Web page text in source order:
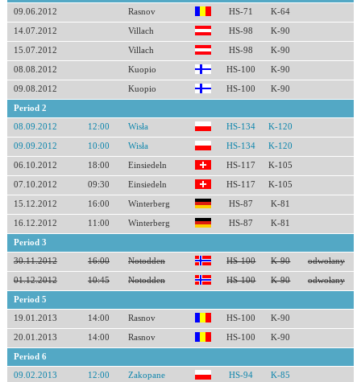
09.06.2012 Rasnov HS-71 K-64
14.07.2012 Villach HS-98 K-90
15.07.2012 Villach HS-98 K-90
08.08.2012 Kuopio HS-100 K-90
09.08.2012 Kuopio HS-100 K-90
Period 2
08.09.2012 12:00 Wisła HS-134 K-120
09.09.2012 10:00 Wisła HS-134 K-120
06.10.2012 18:00 Einsiedeln HS-117 K-105
07.10.2012 09:30 Einsiedeln HS-117 K-105
15.12.2012 16:00 Winterberg HS-87 K-81
16.12.2012 11:00 Winterberg HS-87 K-81
Period 3
30.11.2012 16:00 Notodden HS-100 K-90 odwołany
01.12.2012 10:45 Notodden HS-100 K-90 odwołany
Period 5
19.01.2013 14:00 Rasnov HS-100 K-90
20.01.2013 14:00 Rasnov HS-100 K-90
Period 6
09.02.2013 12:00 Zakopane HS-94 K-85